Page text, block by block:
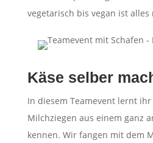
vegetarisch bis vegan ist alles
Käse selber
In diesem Teamevent lernt
Milchziegen aus einem ganz
kennen. Wir fangen mit dem